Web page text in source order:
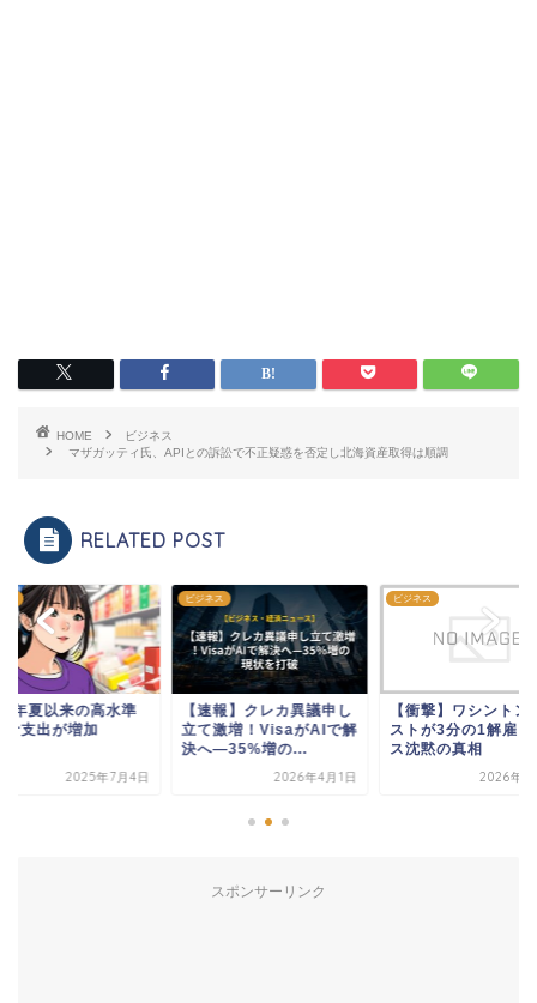
HOME
ビジネス
マザガッティ氏、APIとの訴訟で不正疑惑を否定し北海資産取得は順調
RELATED POST
年夏以来の高水準
計支出が増加
2025年7月4日
ビジネス
【速報】クレカ異議申し
立て激増！VisaがAIで解
決へ—35%増の...
2026年4月1日
ビジネス
【衝撃】ワシントン
ストが3分の1解雇、
ス沈黙の真相
2026年2
スポンサーリンク